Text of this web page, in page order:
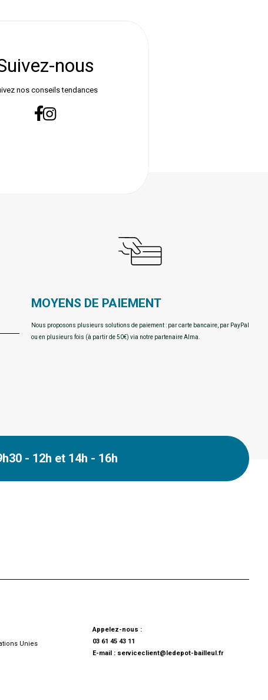
nous
nos conseils tendances
MOYENS DE PAIEMENT
Nous proposons plusieurs solutions de paiement : par carte bancaire, par PayPal
ou en plusieurs fois (à partir de 50€) via notre partenaire Alma.
- 12h et 14h - 16h
Unies
Appelez-nous :
03 61 45 43 11
E-mail : serviceclient@ledepot-bailleul.fr